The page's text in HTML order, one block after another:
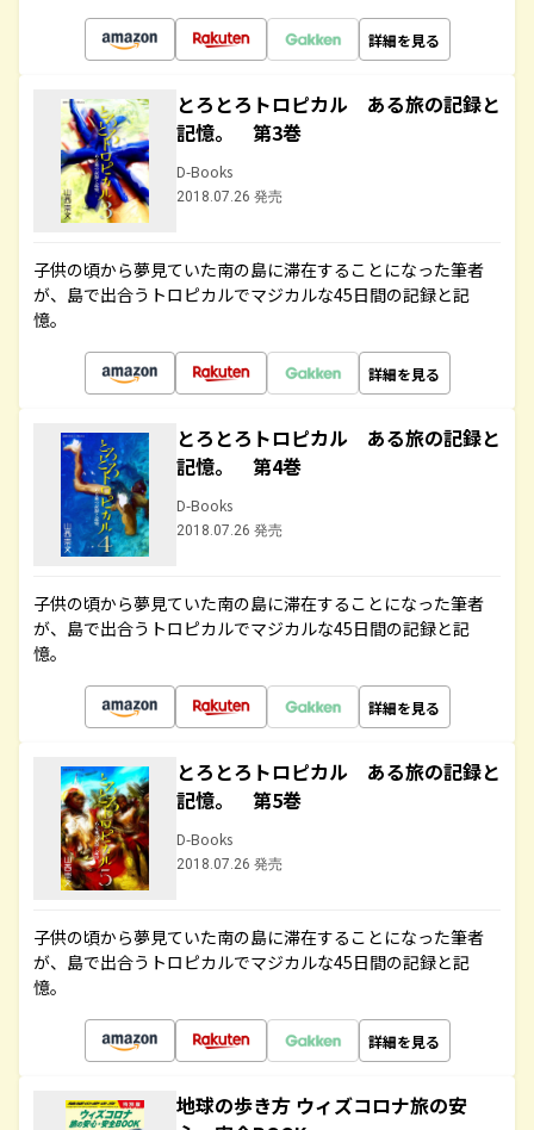
詳細を見る
とろとろトロピカル ある旅の記録と
記憶。 第3巻
D-Books
2018.07.26 発売
子供の頃から夢見ていた南の島に滞在することになった筆者
が、島で出合うトロピカルでマジカルな45日間の記録と記
憶。
詳細を見る
とろとろトロピカル ある旅の記録と
記憶。 第4巻
D-Books
2018.07.26 発売
子供の頃から夢見ていた南の島に滞在することになった筆者
が、島で出合うトロピカルでマジカルな45日間の記録と記
憶。
詳細を見る
とろとろトロピカル ある旅の記録と
記憶。 第5巻
D-Books
2018.07.26 発売
子供の頃から夢見ていた南の島に滞在することになった筆者
が、島で出合うトロピカルでマジカルな45日間の記録と記
憶。
詳細を見る
地球の歩き方 ウィズコロナ旅の安